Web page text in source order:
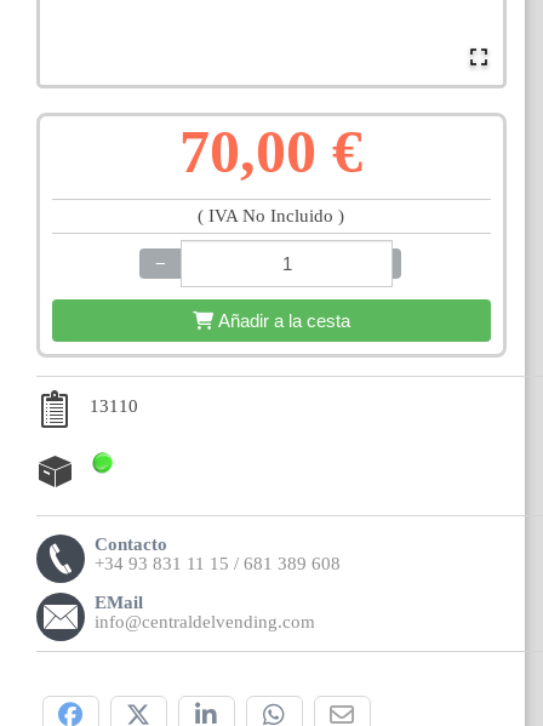
70,00 €
( IVA No Incluido )
−
Añadir a la cesta
13110
Contacto
+34 93 831 11 15 / 681 389 608
EMail
info@centraldelvending.com